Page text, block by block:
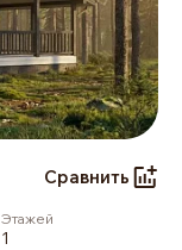
Сравнить
Этажей
1